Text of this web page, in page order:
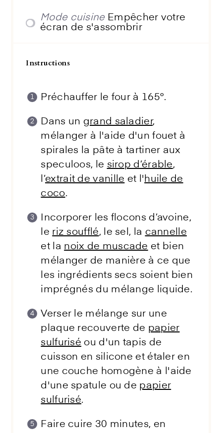
Mode cuisine Empêcher votre
écran de s'assombrir
Instructions
Préchauffer le four à 165°.
Dans un grand saladier,
mélanger à l'aide d'un fouet à
spirales la pâte à tartiner aux
speculoos, le sirop d’érable,
l’extrait de vanille et l'huile de
coco.
Incorporer les flocons d’avoine,
le riz soufflé, le sel, la cannelle
et la noix de muscade et bien
mélanger de manière à ce que
les ingrédients secs soient bien
imprégnés du mélange liquide.
Verser le mélange sur une
plaque recouverte de papier
sulfurisé ou d'un tapis de
cuisson en silicone et étaler en
une couche homogène à l'aide
d'une spatule ou de papier
sulfurisé.
Faire cuire 30 minutes, en